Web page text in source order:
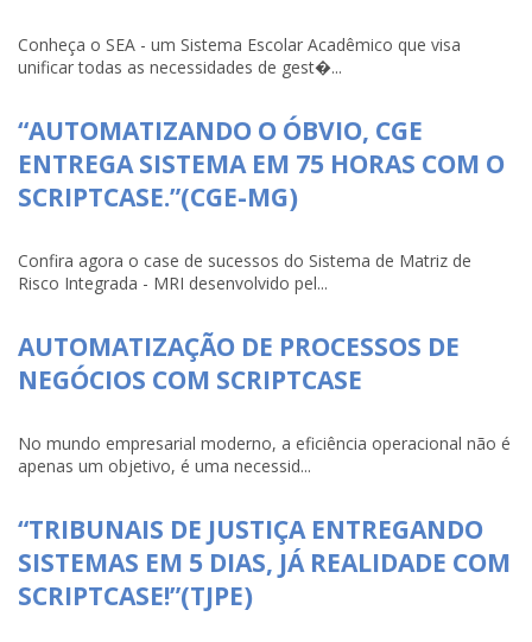
Conheça o SEA - um Sistema Escolar Acadêmico que visa
unificar todas as necessidades de gest�...
“AUTOMATIZANDO O ÓBVIO, CGE
ENTREGA SISTEMA EM 75 HORAS COM O
SCRIPTCASE.”(CGE-MG)
Confira agora o case de sucessos do Sistema de Matriz de
Risco Integrada - MRI desenvolvido pel...
AUTOMATIZAÇÃO DE PROCESSOS DE
NEGÓCIOS COM SCRIPTCASE
No mundo empresarial moderno, a eficiência operacional não é
apenas um objetivo, é uma necessid...
“TRIBUNAIS DE JUSTIÇA ENTREGANDO
SISTEMAS EM 5 DIAS, JÁ REALIDADE COM
SCRIPTCASE!”(TJPE)